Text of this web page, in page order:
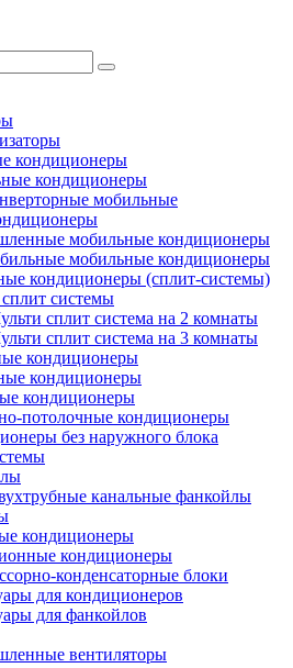
кондиционеры
кондиционеры
мобильные
мобильные кондиционеры
мобильные кондиционеры
кондиционеры (сплит-системы)
системы
сплит система на 2 комнаты
сплит система на 3 комнаты
кондиционеры
кондиционеры
кондиционеры
потолочные кондиционеры
без наружного блока
канальные фанкойлы
кондиционеры
кондиционеры
конденсаторные блоки
для кондиционеров
для фанкойлов
вентиляторы